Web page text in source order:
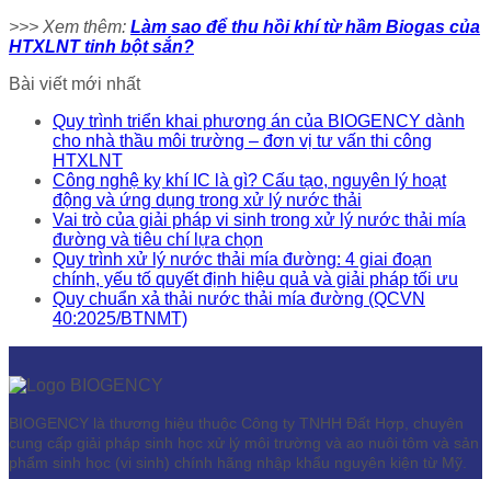
>>> Xem thêm: Làm sao để thu hồi khí từ hầm Biogas của
HTXLNT tinh bột sắn?
Bài viết mới nhất
Quy trình triển khai phương án của BIOGENCY dành
cho nhà thầu môi trường – đơn vị tư vấn thi công
HTXLNT
Công nghệ kỵ khí IC là gì? Cấu tạo, nguyên lý hoạt
động và ứng dụng trong xử lý nước thải
Vai trò của giải pháp vi sinh trong xử lý nước thải mía
đường và tiêu chí lựa chọn
Quy trình xử lý nước thải mía đường: 4 giai đoạn
chính, yếu tố quyết định hiệu quả và giải pháp tối ưu
Quy chuẩn xả thải nước thải mía đường (QCVN
40:2025/BTNMT)
BIOGENCY là thương hiệu thuộc Công ty TNHH Đất Hợp, chuyên
cung cấp giải pháp sinh học xử lý môi trường và ao nuôi tôm và sản
phẩm sinh học (vi sinh) chính hãng nhập khẩu nguyên kiện từ Mỹ.